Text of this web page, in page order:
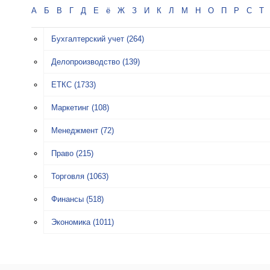
А Б В Г Д Е ё Ж З И К Л М Н О П Р С Т
Бухгалтерский учет (264)
Делопроизводство (139)
ЕТКС (1733)
Маркетинг (108)
Менеджмент (72)
Право (215)
Торговля (1063)
Финансы (518)
Экономика (1011)